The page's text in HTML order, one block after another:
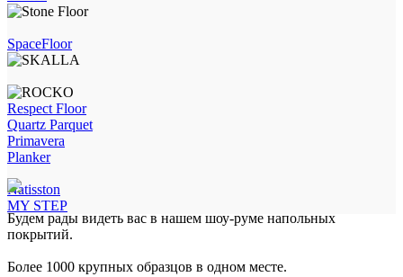
SpaceFloor
Respect Floor
Quartz Parquet
Primavera
Planker
Natisston
MY STEP
Будем рады видеть вас в нашем шоу-руме напольных
покрытий.
Более 1000 крупных образцов в одном месте.